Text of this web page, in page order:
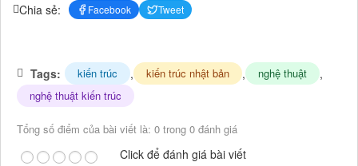
Chia sẻ: Facebook Tweet
Tags: kiến trúc , kiến trúc nhật bản , nghệ thuật ,
nghệ thuật kiến trúc
Tổng số điểm của bài viết là: 0 trong 0 đánh giá
Click để đánh giá bài viết